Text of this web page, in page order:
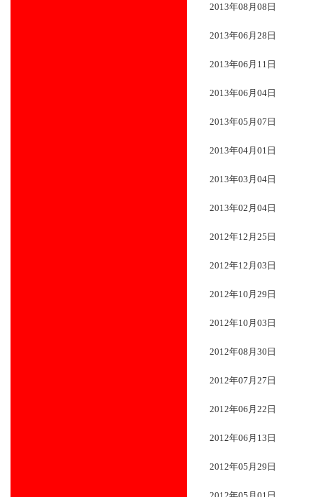
2013年08月08日
2013年06月28日
2013年06月11日
2013年06月04日
2013年05月07日
2013年04月01日
2013年03月04日
2013年02月04日
2012年12月25日
2012年12月03日
2012年10月29日
2012年10月03日
2012年08月30日
2012年07月27日
2012年06月22日
2012年06月13日
2012年05月29日